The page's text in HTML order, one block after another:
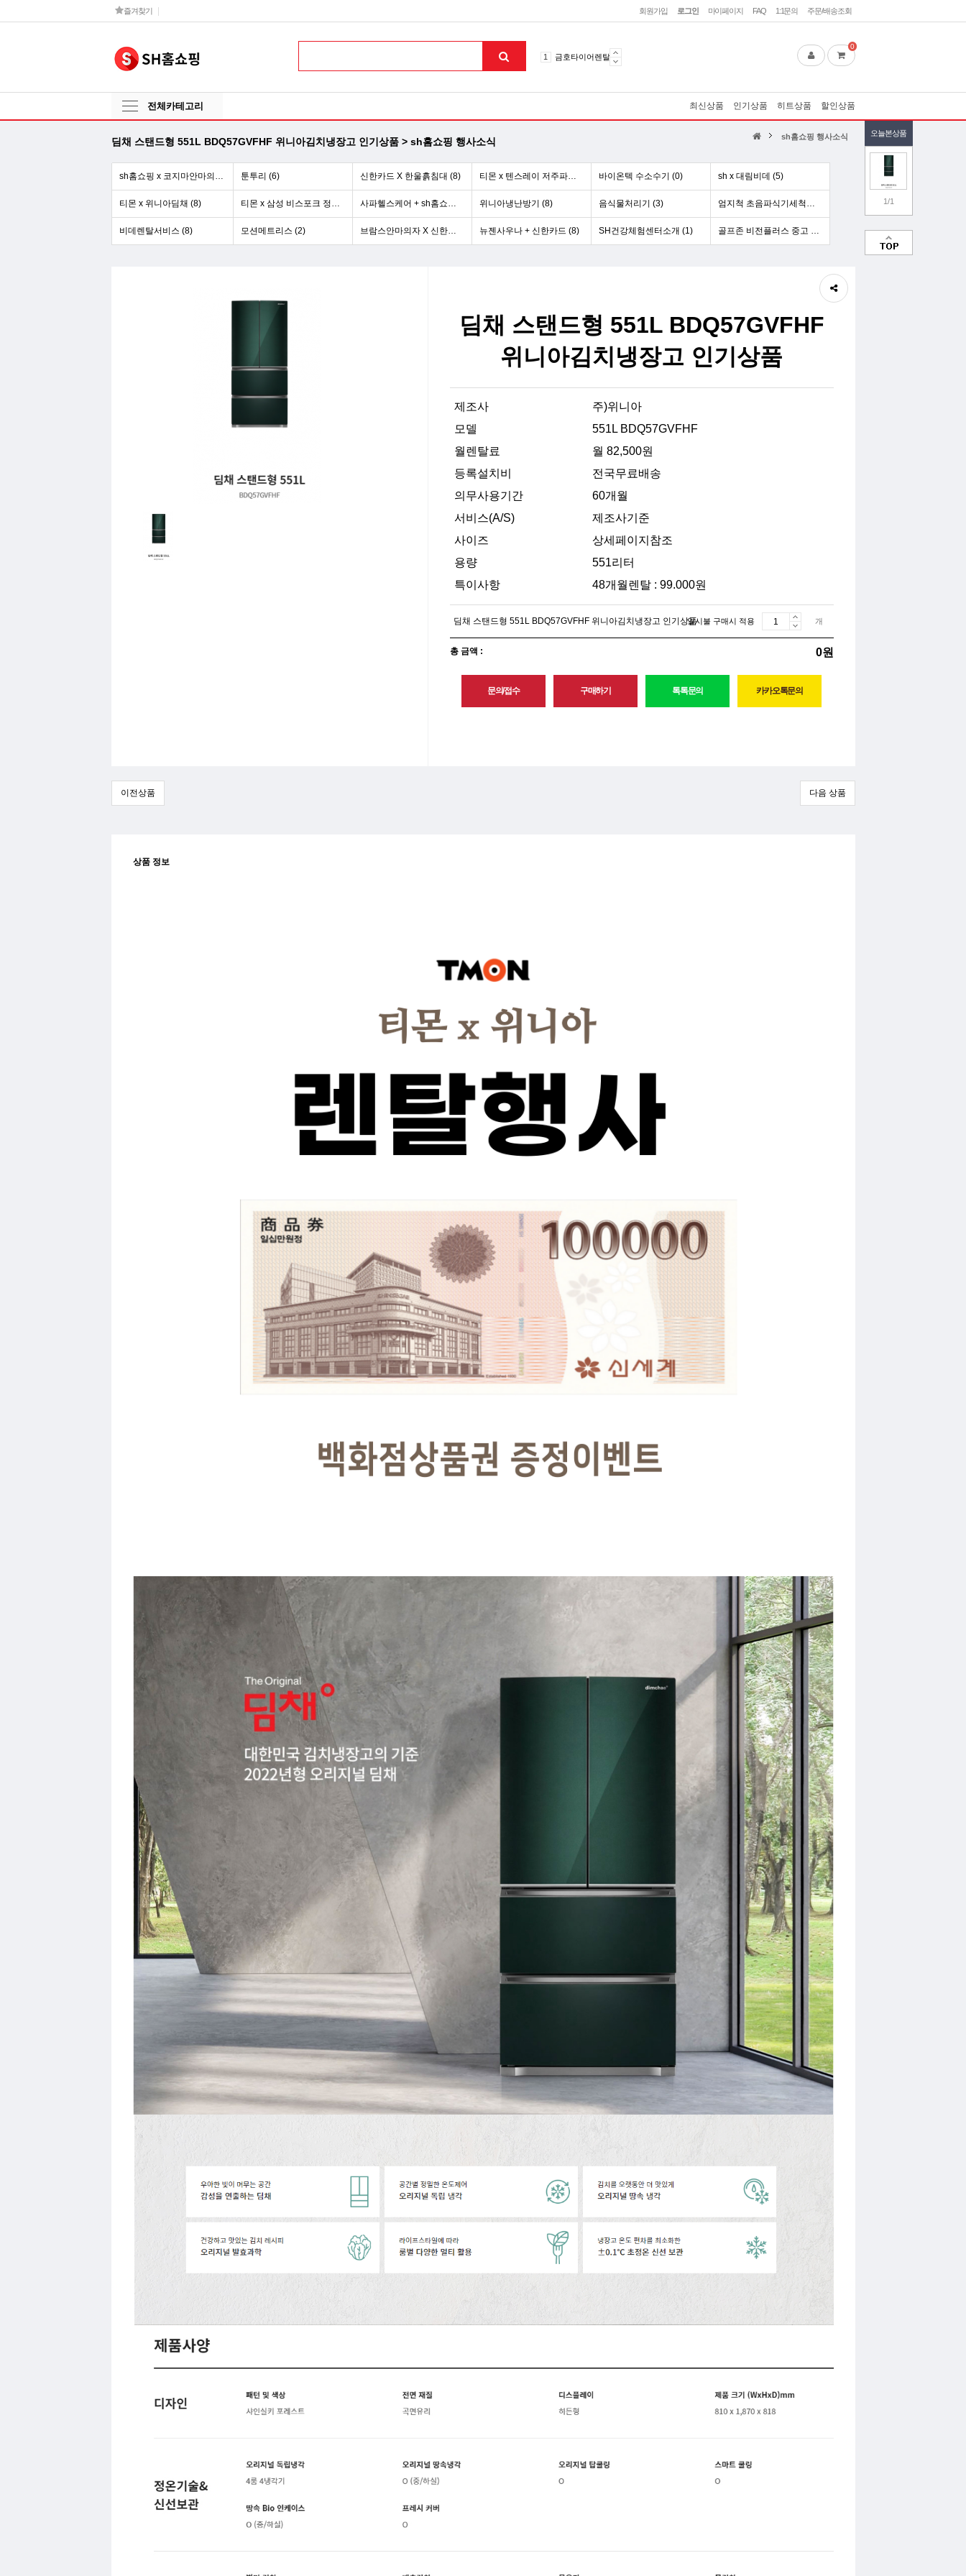
회원가입 로그인 마이페이지 FAQ 1:1문의 주문/배송조회
즐겨찾기
10 토션파장기
2 효돌이
4 자이글온고주파
8 무주천마
자동케겔운동기구
10
1 금호타이어렌탈
0
전체카테고리 최신상품 인기상품 히트상품 할인상품
딤채 스탠드형 551L BDQ57GVFHF 위니아김치냉장고 인기상품 > sh홈쇼핑 행사소식
오늘본상품
1/1
맨위로
sh홈쇼핑 행사소식
sh홈쇼핑 x 코지마안마의자 (6) 툰투리 (6) 신한카드 X 한울흙침대 (8) 티몬 x 텐스레이 저주파치료기 (3) 바이온텍 수소수기 (0) sh x 대림비데 (5)
티몬 x 위니아딤채 (8) 티몬 x 삼성 비스포크 정수기 (5) 사파헬스케어 + sh홈쇼핑 행사 (10) 위니아냉난방기 (8) 음식물처리기 (3) 엄지척 초음파식기세척기[업소용] (5)
비데렌탈서비스 (8) 모션메트리스 (2) 브람스안마의자 X 신한카드 (8) 뉴젠사우나 + 신한카드 (8) SH건강체험센터소개 (1) 골프존 비전플러스 중고 리스 (1)
딤채 스탠드형 551L BDQ57GVFHF
위니아김치냉장고 인기상품
제조사
주)위니아
모델
551L BDQ57GVFHF
월렌탈료
월 82,500원
등록설치비
전국무료배송
의무사용기간
60개월
서비스(A/S)
제조사기준
사이즈
상세페이지참조
용량
551리터
특이사항
48개월렌탈 : 99.000원
딤채 스탠드형 551L BDQ57GVFHF 위니아김치냉장고 인기상품 개
일시불 구매시 적용
총 금액 : 0원
이전상품 다음 상품
상품 정보